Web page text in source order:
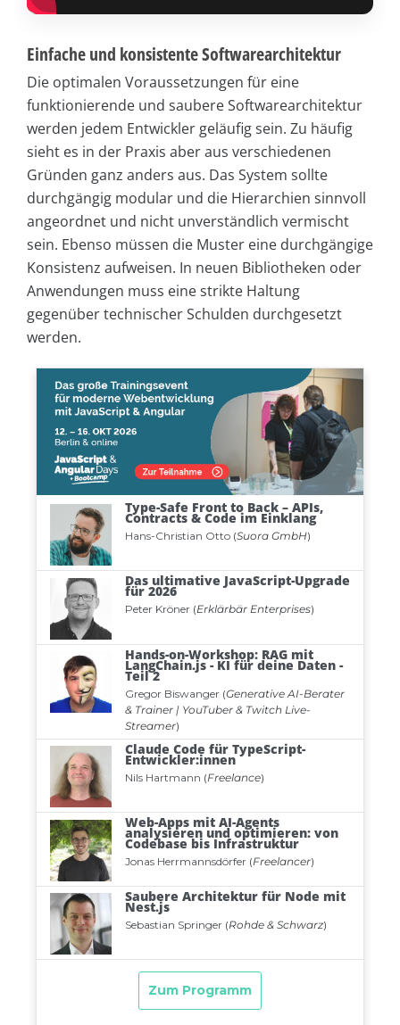
Einfache und konsistente Softwarearchitektur
Die optimalen Voraussetzungen für eine
funktionierende und saubere Softwarearchitektur
werden jedem Entwickler geläufig sein. Zu häufig
sieht es in der Praxis aber aus verschiedenen
Gründen ganz anders aus. Das System sollte
durchgängig modular und die Hierarchien sinnvoll
angeordnet und nicht unverständlich vermischt
sein. Ebenso müssen die Muster eine durchgängige
Konsistenz aufweisen. In neuen Bibliotheken oder
Anwendungen muss eine strikte Haltung
gegenüber technischer Schulden durchgesetzt
werden.